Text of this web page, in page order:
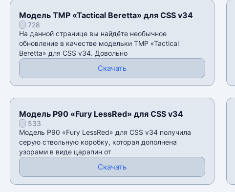
Модель TMP «Tactical Beretta» для CSS v34
728
На данной странице вы найдёте необычное
обновление в качестве модельки TMP «Tactical
Beretta» для CSS v34. Довольно
Скачать
Модель P90 «Fury LessRed» для CSS v34
533
Модель P90 «Fury LessRed» для CSS v34 получила
серую ствольную коробку, которая дополнена
узорами в виде царапин от
Скачать